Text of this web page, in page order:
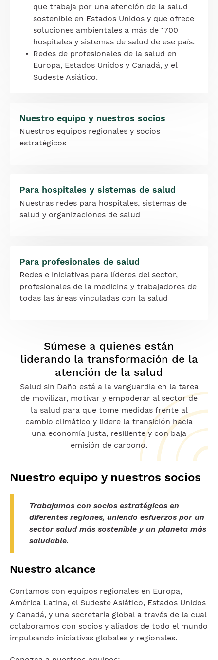
que trabaja por una atención de la salud
sostenible en Estados Unidos y que ofrece
soluciones ambientales a más de 1700
hospitales y sistemas de salud de ese país.
Redes de profesionales de la salud en
Europa, Estados Unidos y Canadá, y el
Sudeste Asiático.
Nuestro equipo y nuestros socios
Nuestros equipos regionales y socios
estratégicos
Para hospitales y sistemas de salud
Nuestras redes para hospitales, sistemas de
salud y organizaciones de salud
Para profesionales de salud
Redes e iniciativas para líderes del sector,
profesionales de la medicina y trabajadores de
todas las áreas vinculadas con la salud
Súmese a quienes están
liderando la transformación de la
atención de la salud
Salud sin Daño está a la vanguardia en la tarea
de movilizar, motivar y empoderar al sector de
la salud para que tome medidas frente al
cambio climático y lidere la transición hacia
una economía justa, resiliente y con baja
emisión de carbono.
Nuestro equipo y nuestros socios
Trabajamos con socios estratégicos en
diferentes regiones, uniendo esfuerzos por un
sector salud más sostenible y un planeta más
saludable.
Nuestro alcance
Contamos con equipos regionales en Europa,
América Latina, el Sudeste Asiático, Estados Unidos
y Canadá, y una secretaría global a través de la cual
colaboramos con socios y aliados de todo el mundo
impulsando iniciativas globales y regionales.